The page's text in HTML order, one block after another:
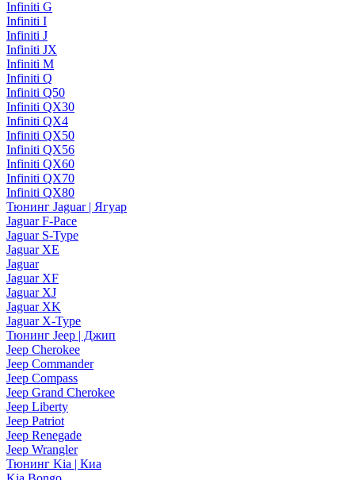
Infiniti G
Infiniti I
Infiniti J
Infiniti JX
Infiniti M
Infiniti Q
Infiniti Q50
Infiniti QX30
Infiniti QX4
Infiniti QX50
Infiniti QX56
Infiniti QX60
Infiniti QX70
Infiniti QX80
Тюнинг Jaguar | Ягуар
Jaguar F-Pace
Jaguar S-Type
Jaguar XE
Jaguar
Jaguar XF
Jaguar XJ
Jaguar XK
Jaguar X-Type
Тюнинг Jeep | Джип
Jeep Cherokee
Jeep Commander
Jeep Compass
Jeep Grand Cherokee
Jeep Liberty
Jeep Patriot
Jeep Renegade
Jeep Wrangler
Тюнинг Kia | Киа